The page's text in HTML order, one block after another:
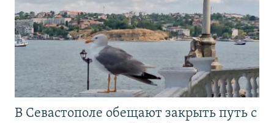
В Севастополе обещают закрыть путь с